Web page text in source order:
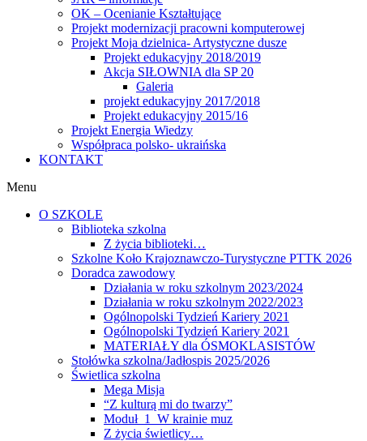
OK – Ocenianie Kształtujące
Projekt modernizacji pracowni komputerowej
Projekt Moja dzielnica- Artystyczne dusze
Projekt edukacyjny 2018/2019
Akcja SIŁOWNIA dla SP 20
Galeria
projekt edukacyjny 2017/2018
Projekt edukacyjny 2015/16
Projekt Energia Wiedzy
Współpraca polsko- ukraińska
KONTAKT
Menu
O SZKOLE
Biblioteka szkolna
Z życia biblioteki…
Szkolne Koło Krajoznawczo-Turystyczne PTTK 2026
Doradca zawodowy
Działania w roku szkolnym 2023/2024
Działania w roku szkolnym 2022/2023
Ogólnopolski Tydzień Kariery 2021
Ogólnopolski Tydzień Kariery 2021
MATERIAŁY dla ÓSMOKLASISTÓW
Stołówka szkolna/Jadłospis 2025/2026
Świetlica szkolna
Mega Misja
“Z kulturą mi do twarzy”
Moduł 1 W krainie muz
Z życia świetlicy…